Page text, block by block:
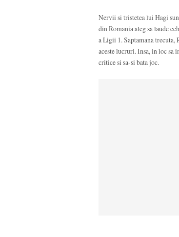
Nervii si tristetea lui Hagi
din Romania aleg sa laude
a Ligii 1. Saptamana trecuta,
aceste lucruri. Insa, in loc sa
critice si sa-si bata joc.